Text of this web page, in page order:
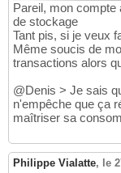
Pareil, mon
de stockage
Tant pis, si je veux
Même soucis de
transactions alors
@Denis > Je sais
n'empêche que ça
maîtriser sa
Philippe Vialatte, le